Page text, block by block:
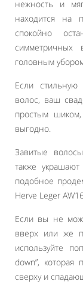
нежность и
находится на
спокойно
симметричных
головным
Если стильную
волос, ваш
простым
выгодно.
Завитые
также
подобное
Herve Leger
Если вы не
вверх или же
используйте
down”, которая
сверху и